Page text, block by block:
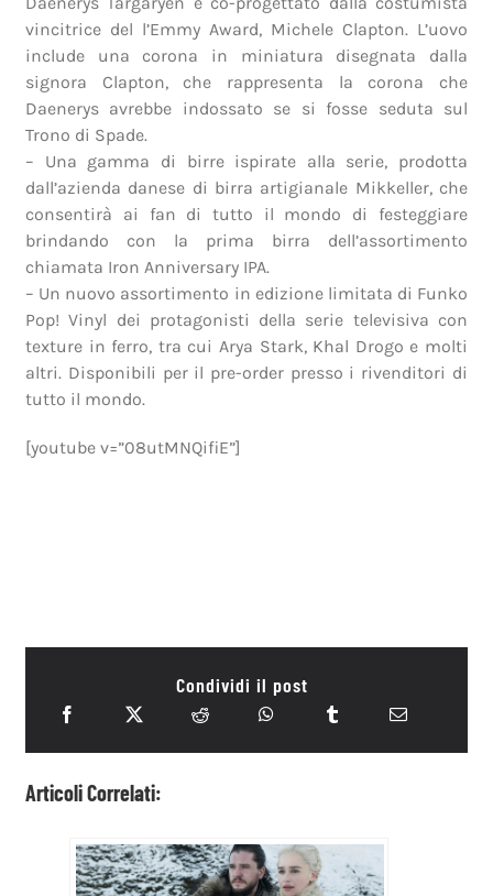
vincitrice del l’Emmy Award, Michele Clapton. L’uovo
include una corona in miniatura disegnata dalla
signora Clapton, che rappresenta la corona che
Daenerys avrebbe indossato se si fosse seduta sul
Trono di Spade.
– Una gamma di birre ispirate alla serie, prodotta
dall’azienda danese di birra artigianale Mikkeller, che
consentirà ai fan di tutto il mondo di festeggiare
brindando con la prima birra dell’assortimento
chiamata Iron Anniversary IPA.
– Un nuovo assortimento in edizione limitata di Funko
Pop! Vinyl dei protagonisti della serie televisiva con
texture in ferro, tra cui Arya Stark, Khal Drogo e molti
altri. Disponibili per il pre-order presso i rivenditori di
tutto il mondo.
[youtube v=”08utMNQifiE”]
Condividi il post
Articoli Correlati: